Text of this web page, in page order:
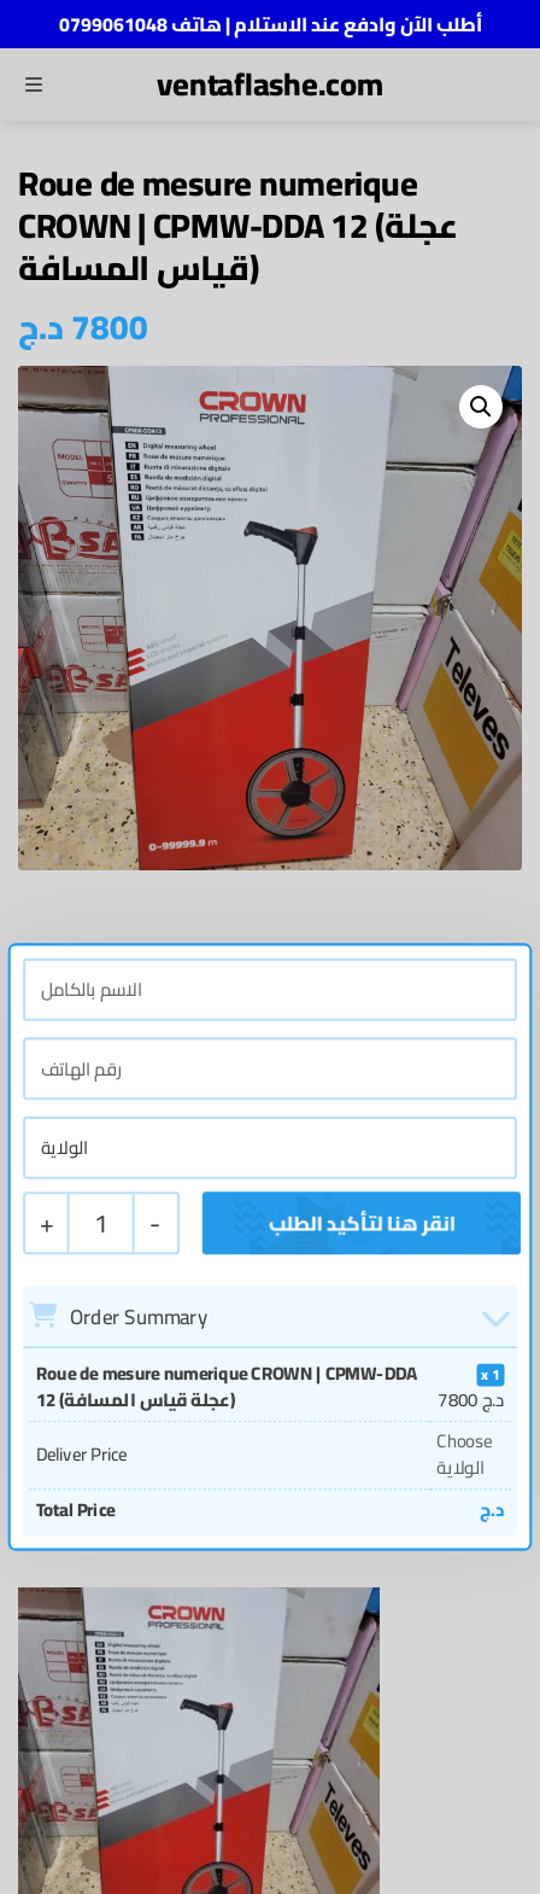
أطلب الآن وادفع عند الاستلام | هاتف 0799061048
MENU ventaflashe.com
Roue de mesure numerique
CROWN | CPMW-DDA 12 (عجلة
قياس المسافة)
7800د.ج
+ 1 -
Order Summary
Roue de mesure numerique CROWN | CPMW-DDA
12 (عجلة قياس المسافة)
1
7800د.ج
Deliver Price
Choose
الولاية
Total Price
د.ج